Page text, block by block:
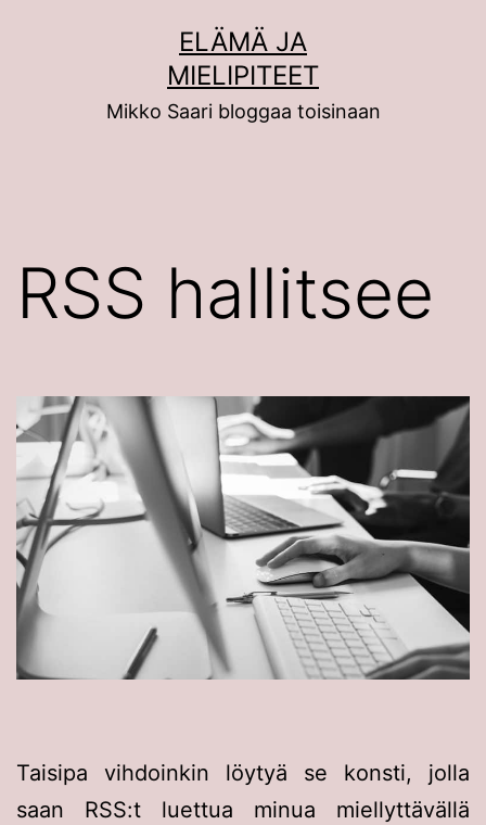
ELÄMÄ JA
MIELIPITEET
Mikko Saari bloggaa toisinaan
RSS hallitsee
Taisipa vihdoinkin löytyä se konsti, jolla
saan RSS:t luettua minua miellyttävällä